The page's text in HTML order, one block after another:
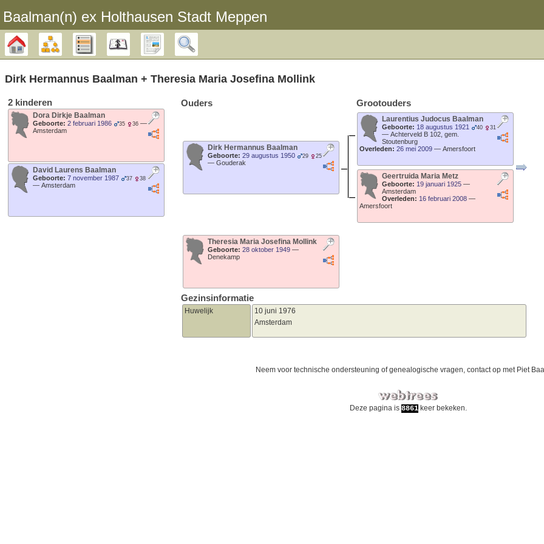
Baalman‎‎‎‎‎(n)‎‎‎‎‎ ex Holthausen Stadt Meppen
Stamboom DiagrammenLijsten Kalender Rapporten
Dirk Hermannus Baalman + Theresia Maria Josefina Mollink
2 kinderen
Dora Dirkje Baalman
Geboorte: 2 februari 1986 35 36 —
Amsterdam
David Laurens Baalman
Geboorte: 7 november 1987 37 38
— Amsterdam
Ouders Grootouders
Dirk Hermannus Baalman
Geboorte: 29 augustus 1950 29 25
— Gouderak
Laurentius Judocus Baalman
Geboorte: 18 augustus 1921 40 31
— Achterveld B 102, gem.
Stoutenburg
Overleden: 26 mei 2009 — Amersfoort
Geertruida Maria Metz
Geboorte: 19 januari 1925 —
Amsterdam
Overleden: 16 februari 2008 —
Amersfoort
Theresia Maria Josefina Mollink
Geboorte: 28 oktober 1949 —
Denekamp
Gezinsinformatie
Huwelijk
10 juni 1976
Amsterdam
Neem voor technische ondersteuning of genealogische vragen, contact op met Piet
Deze pagina is 8861keer bekeken.